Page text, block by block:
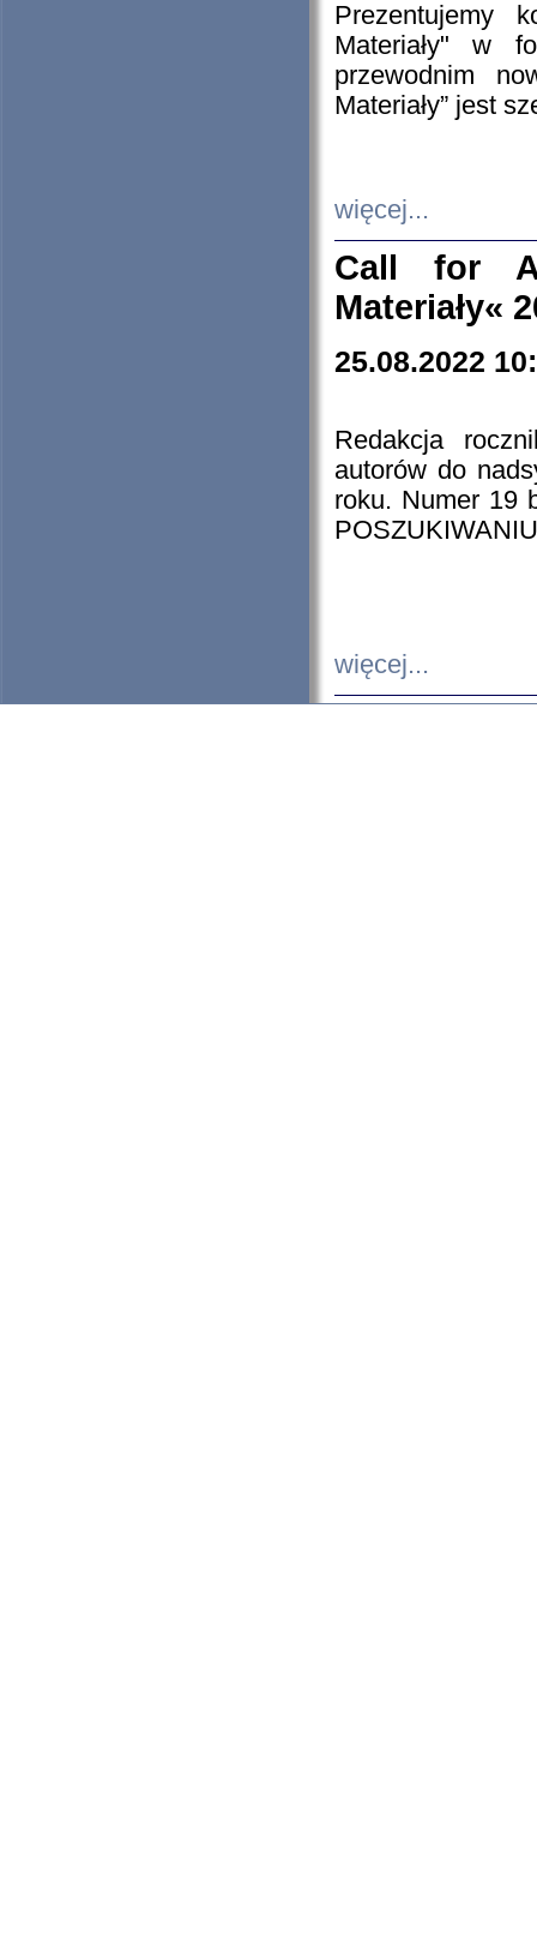
Prezentujemy
Materiały" w
przewodnim
Materiały” jest
więcej...
Call for
Materiały«
25.08.2022
Redakcja
autorów do
roku. Numer 19
więcej...